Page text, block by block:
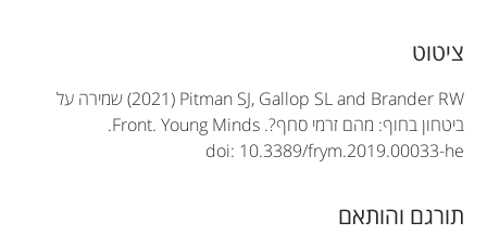
A
r
t
i
c
ציטוט
(2021) Pitman SJ, Gallop SL and Brander RWשמירה על
ביטחון בחוף: מהם זרמי סחף?. Front. Young Minds
.
doi: 10.3389/frym.2019.00033-he
תורגם והותאם